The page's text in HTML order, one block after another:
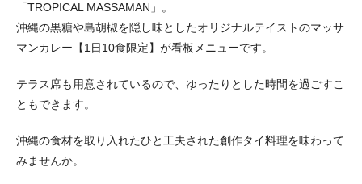
「TROPICAL MASSAMAN」。
沖縄の黒糖や島胡椒を隠し味としたオリジナルテイストのマッサ
マンカレー【1日10食限定】が看板メニューです。
テラス席も用意されているので、ゆったりとした時間を過ごすこ
ともできます。
沖縄の食材を取り入れたひと工夫された創作タイ料理を味わって
みませんか。